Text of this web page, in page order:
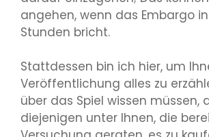
angehen, wenn das Embargo
Stunden bricht.
Stattdessen bin ich hier, um
Veröffentlichung alles zu
über das Spiel wissen müssen,
diejenigen unter Ihnen, die